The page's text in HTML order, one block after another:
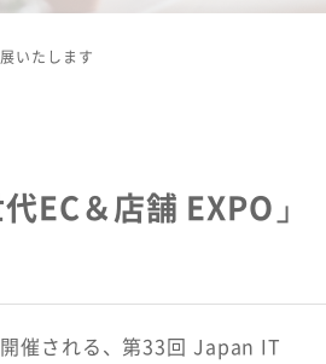
いたします
EC＆店舗 EXPO」
催される、第33回 Japan IT